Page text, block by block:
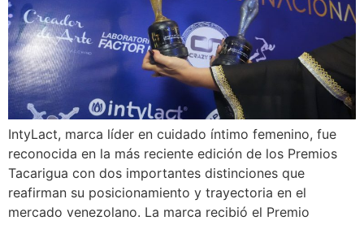
IntyLact, marca líder en cuidado íntimo femenino, fue
reconocida en la más reciente edición de los Premios
Tacarigua con dos importantes distinciones que
reafirman su posicionamiento y trayectoria en el
mercado venezolano. La marca recibió el Premio